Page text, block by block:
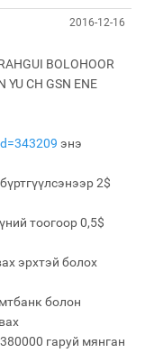
2016-12-16
BOLOHOOR
YU CH GSN ENE
энэ
2$
тоогоор 0,5$
эрхтэй болох
болон
гаруй мянган